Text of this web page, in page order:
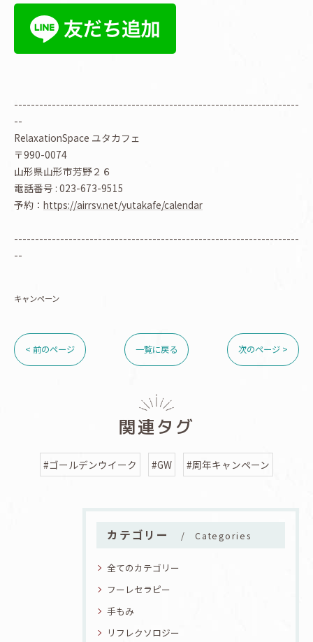
--------------------------------------------------------------------
--
RelaxationSpace ユタカフェ
〒990-0074
山形県山形市芳野２６
電話番号 : 023-673-9515
予約： https://airrsv.net/yutakafe/calendar
--------------------------------------------------------------------
--
キャンペーン
< 前のページ 一覧に戻る 次のページ >
関連タグ
#ゴールデンウイーク #GW #周年キャンペーン
カテゴリー Categories
全てのカテゴリー
フーレセラピー
手もみ
リフレクソロジー